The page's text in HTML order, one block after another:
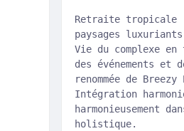
Retraite tropicale
paysages
Vie du complexe
des événements et
renommée de Breezy
Intégration
harmonieusement
holistique.